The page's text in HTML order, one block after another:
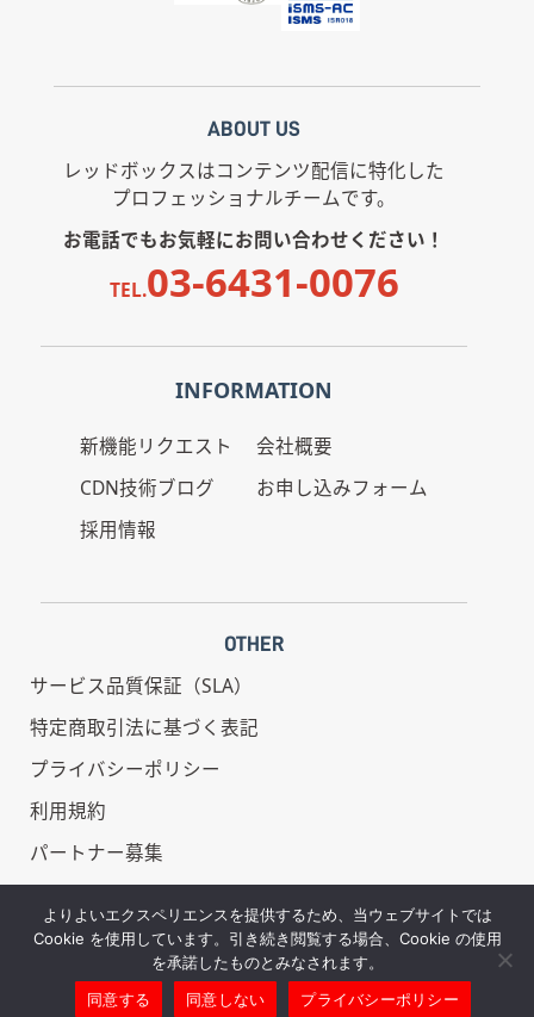
ABOUT US
レッドボックスはコンテンツ配信に特化した
プロフェッショナルチームです。
お電話でもお気軽にお問い合わせください！
TEL.03-6431-0076
INFORMATION
新機能リクエスト
CDN技術ブログ
採用情報
会社概要
お申し込みフォーム
OTHER
サービス品質保証（SLA）
特定商取引法に基づく表記
プライバシーポリシー
利用規約
パートナー募集
情報セキュリティ基本方針
Copyright © REDBOX - All Rights Reserved
よりよいエクスペリエンスを提供するため、当ウェブサイトでは
Cookie を使用しています。引き続き閲覧する場合、Cookie の使用
を承諾したものとみなされます。
同意する
同意しない プライバシーポリシー